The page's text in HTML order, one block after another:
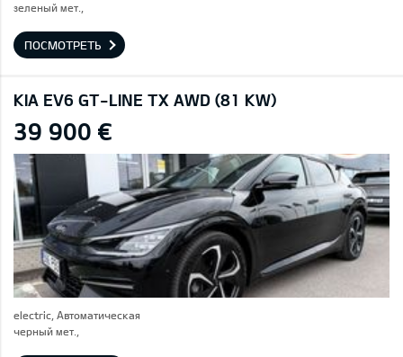
зеленый мет.,
ПОСМОТРЕТЬ
KIA EV6 GT-LINE TX AWD (81 KW)
39 900 €
electric, Автоматическая
черный мет.,